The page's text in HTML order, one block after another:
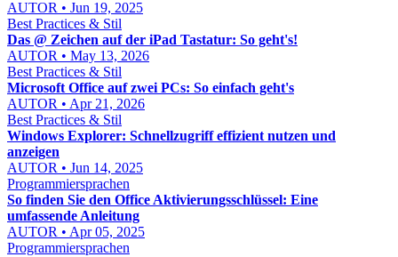
AUTOR • Jun 19, 2025
Best Practices & Stil
Das @ Zeichen auf der iPad Tastatur: So geht's!
AUTOR • May 13, 2026
Best Practices & Stil
Microsoft Office auf zwei PCs: So einfach geht's
AUTOR • Apr 21, 2026
Best Practices & Stil
Windows Explorer: Schnellzugriff effizient nutzen und
anzeigen
AUTOR • Jun 14, 2025
Programmiersprachen
So finden Sie den Office Aktivierungsschlüssel: Eine
umfassende Anleitung
AUTOR • Apr 05, 2025
Programmiersprachen